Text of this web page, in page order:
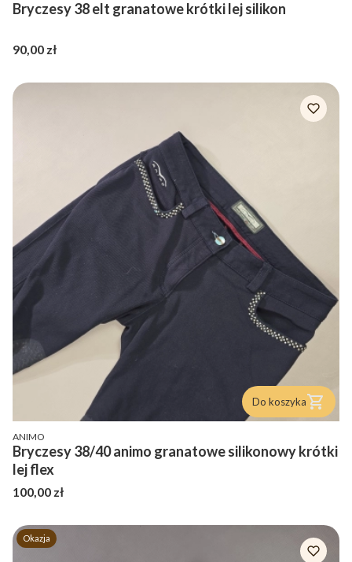
Bryczesy 38 elt granatowe krótki lej silikon
Cena
90,00 zł
Do koszyka
PRODUCENT
ANIMO
Bryczesy 38/40 animo granatowe silikonowy krótki
lej flex
Cena
100,00 zł
Okazja